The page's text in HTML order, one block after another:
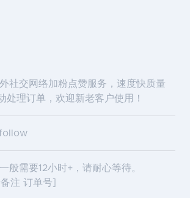
社交网络加粉点赞服务，速度快质量
处理订单，欢迎新老客户使用！
般需要12小时+，请耐心等待。
注 订单号]